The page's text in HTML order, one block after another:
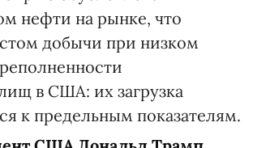
нефти на рынке, что
добычи при низком
в США: их загрузка
к предельным показателям.